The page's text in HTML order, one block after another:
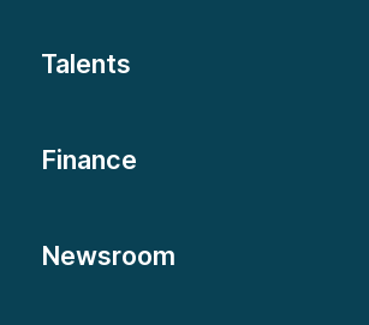
Talents
Finance
Newsroom